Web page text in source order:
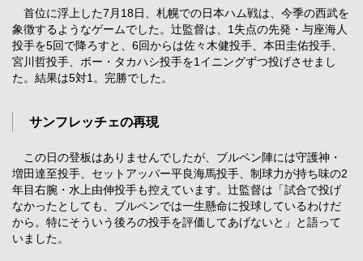
首位に浮上した7月18日、札幌での日本ハム戦は、今季の西武を
象徴するようなゲームでした。辻監督は、1失点の先発・与座海人
投手を5回で降ろすと、6回からは佐々木健投手、本田圭佑投手、
宮川哲投手、ボー・タカハシ投手を1イニングずつ投げさせまし
た。結果は5対1。完勝でした。
サンフレッチェの再現
この日の登板はありませんでしたが、ブルペン陣には守護神・
増田達至投手、セットアッパー平良海馬投手、制球力が持ち味の2
年目右腕・水上由伸投手も控えています。辻監督は「試合で投げ
なかったとしても、ブルペンでは一生懸命に投球しているわけだ
から。特にそういう後ろの投手を評価してあげないと」と語って
いました。